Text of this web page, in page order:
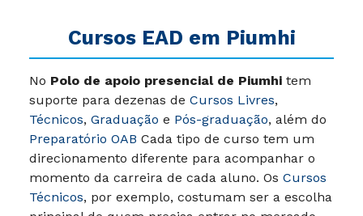
Cursos EAD em Piumhi
No Polo de apoio presencial de Piumhi tem
suporte para dezenas de Cursos Livres,
Técnicos, Graduação e Pós-graduação, além do
Preparatório OAB Cada tipo de curso tem um
direcionamento diferente para acompanhar o
momento da carreira de cada aluno. Os Cursos
Técnicos, por exemplo, costumam ser a escolha